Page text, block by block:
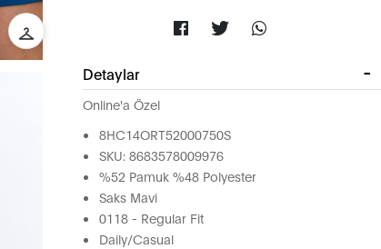
Detaylar
Online'a Özel
8HC14ORT52000750S
SKU: 8683578009976
%52 Pamuk %48 Polyester
Saks Mavi
0118 - Regular Fit
Daily/Casual